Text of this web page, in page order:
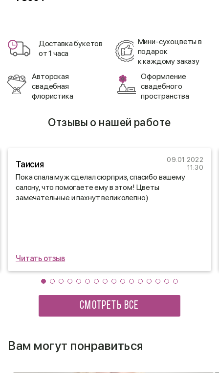
Доставка букетов
от 1 часа
Мини-сухоцветы в
подарок
к каждому заказу
Авторская
свадебная
флористика
Оформление
свадебного
пространства
Отзывы о нашей работе
Таисия
09.01.2022
11:30
Пока спала муж сделал сюрприз, спасибо вашему
салону, что помогаете ему в этом! Цветы
замечательные и пахнут великолепно)
Читать отзыв
СМОТРЕТЬ ВСЕ
Вам могут понравиться